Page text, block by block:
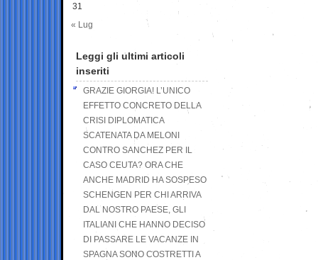
31
« Lug
Leggi gli ultimi articoli
inseriti
GRAZIE GIORGIA! L’UNICO
EFFETTO CONCRETO DELLA
CRISI DIPLOMATICA
SCATENATA DA MELONI
CONTRO SANCHEZ PER IL
CASO CEUTA? ORA CHE
ANCHE MADRID HA SOSPESO
SCHENGEN PER CHI ARRIVA
DAL NOSTRO PAESE, GLI
ITALIANI CHE HANNO DECISO
DI PASSARE LE VACANZE IN
SPAGNA SONO COSTRETTI A